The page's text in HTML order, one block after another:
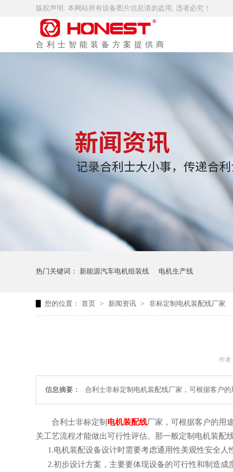
版权声明: 本网站所有设备图片信息请勿盗用, 违者必究！
合利士智能装备方案提供商
热门关键词： 新能源汽车电机组装线 电机生产线
您的位置： 首页 > 新闻资讯 > 非标定制电机装配线厂家
作者
信息摘要： 合利士非标定制电机装配线厂家，可根据客户
合利士非标定制 电机装配线厂家，可根据客户的用
关工艺流程才能做出可行性评估。那一般定制电机装配
1.电机装配设备设计时需要考虑通用性美观性安全人
2.初步设计方案，主要要体现设备的可行性和制造成